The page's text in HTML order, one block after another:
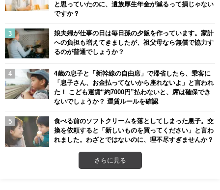
と思っていたのに、遺族厚生年金が減るって損じゃない
ですか？
娘夫婦が仕事の日は毎日孫の夕飯を作っています。家計
への負担も増えてきましたが、祖父母なら無償で協力す
るのが普通でしょうか？
4歳の息子と「新幹線の自由席」で帰省したら、乗客に
「息子さん、お金払ってないから座れないよ」と言われ
た！ こども運賃“約7000円”払わないと、席は確保でき
ないでしょうか？ 運賃ルールを確認
食べる前のソフトクリームを落としてしまった息子。交
換を依頼すると「新しいものを買ってください」と言わ
れました。わざとではないのに、理不尽すぎませんか？
さらに見る